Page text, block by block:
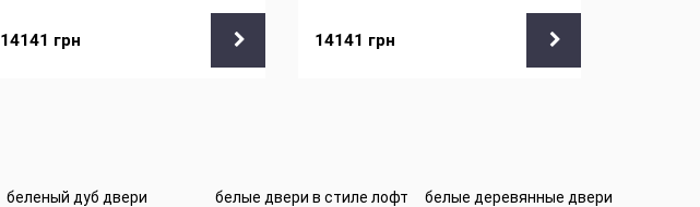
14141 грн 14141 грн
беленый дуб двери белые двери в стиле лофт
белые деревянные двери